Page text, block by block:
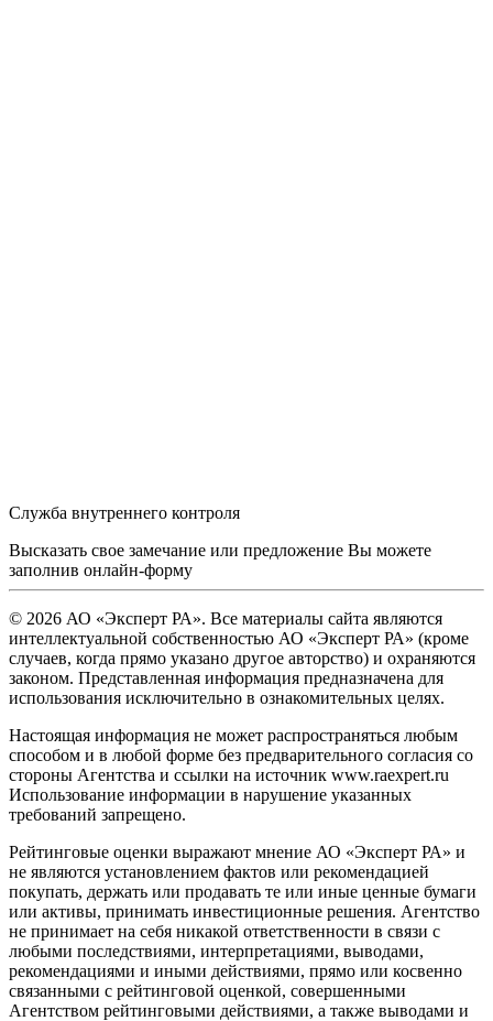
Служба внутреннего контроля
Высказать свое замечание или предложение Вы можете
заполнив онлайн-форму
© 2026 АО «Эксперт РА». Все материалы сайта являются
интеллектуальной собственностью АО «Эксперт РА» (кроме
случаев, когда прямо указано другое авторство) и охраняются
законом. Представленная информация предназначена для
использования исключительно в ознакомительных целях.
Настоящая информация не может распространяться любым
способом и в любой форме без предварительного согласия со
стороны Агентства и ссылки на источник www.raexpert.ru
Использование информации в нарушение указанных
требований запрещено.
Рейтинговые оценки выражают мнение АО «Эксперт РА» и
не являются установлением фактов или рекомендацией
покупать, держать или продавать те или иные ценные бумаги
или активы, принимать инвестиционные решения. Агентство
не принимает на себя никакой ответственности в связи с
любыми последствиями, интерпретациями, выводами,
рекомендациями и иными действиями, прямо или косвенно
связанными с рейтинговой оценкой, совершенными
Агентством рейтинговыми действиями, а также выводами и